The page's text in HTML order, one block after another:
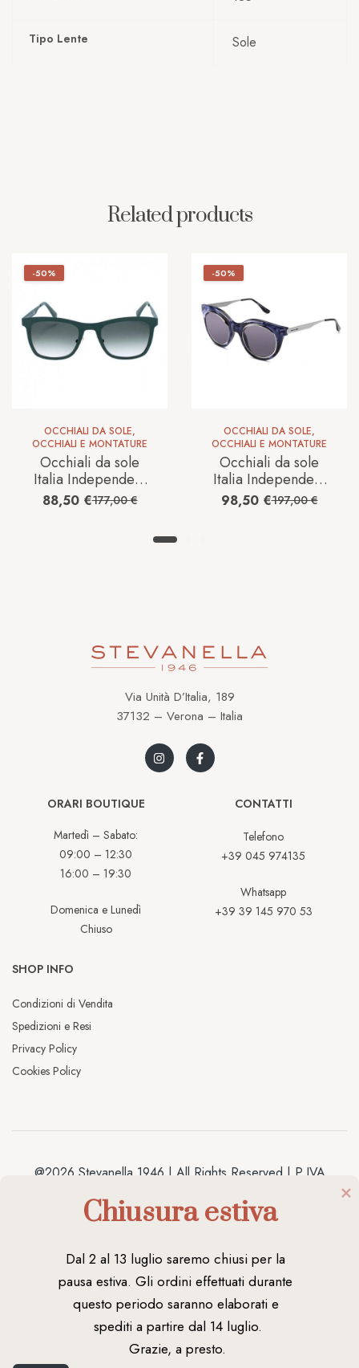
Tipo Lente Sole
Related products
-50%
OCCHIALI DA SOLE,
OCCHIALI E MONTATURE
Occhiali da sole
Italia Independent
0098177,00€
88,50 €
-50%
OCCHIALI DA SOLE,
OCCHIALI E MONTATURE
Occhiali da sole
Italia Independent
Donna 0807M
197,00€
98,50 €
Via Unità D’Italia, 189
37132 – Verona – Italia
ORARI BOUTIQUE
Martedì – Sabato:
09:00 – 12:30
16:00 – 19:30
Domenica e Lunedì
Chiuso
CONTATTI
Telefono
+39 045 974135
Whatsapp
+39 39 145 970 53
SHOP INFO
Condizioni di Vendita
Spedizioni e Resi
Privacy Policy
Cookies Policy
@2026 Stevanella 1946 | All Rights Reserved | P.IVA
Chiusura estiva
Dal 2 al 13 luglio saremo chiusi per la
pausa estiva. Gli ordini effettuati durante
questo periodo saranno elaborati e
spediti a partire dal 14 luglio.
Grazie, a presto.
LE TUE PREFERENZE RELATIVE ALLA
PRIVACY